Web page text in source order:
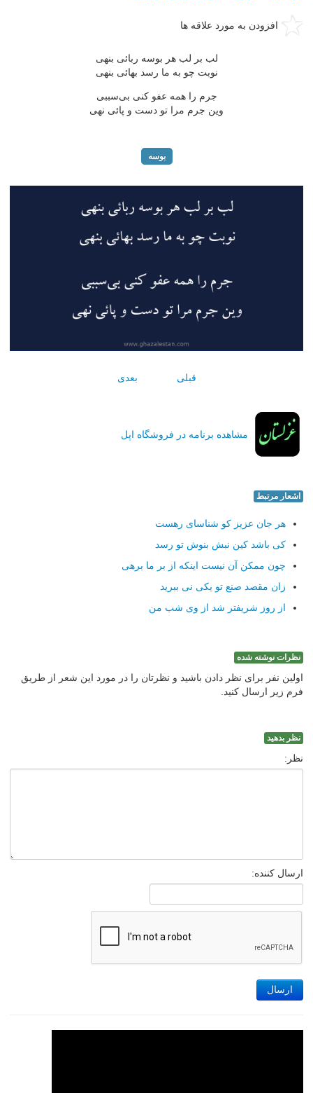
افزودن به مورد علاقه ها
لب بر لب هر بوسه ربائی بنهی
نوبت چو به ما رسد بهائی بنهی
جرم را همه عفو کنی بی‌سببی
وین جرم مرا تو دست و پائی نهی
بوسه
قبلی بعدی
مشاهده برنامه در فروشگاه اپل
اشعار مرتبط
هر جان عزیز کو شناسای رهست
کی باشد کین نبش بنوش تو رسد
چون ممکن آن نیست اینکه از بر ما برهی
زان مقصد صنع تو یکی نی ببرید
از روز شریفتر شد از وی شب من
نظرات نوشته شده
اولین نفر برای نظر دادن باشید و نظرتان را در مورد این شعر از طریق
فرم زیر ارسال کنید.
نظر بدهید
نظر:
ارسال کننده:
ارسال